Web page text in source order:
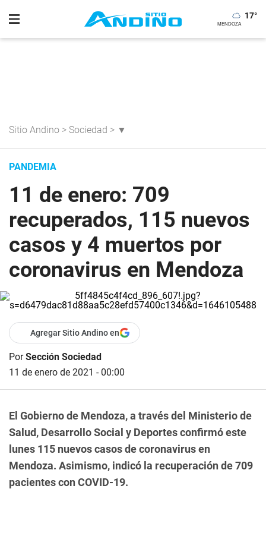
17°
Sitio Andino > Sociedad > ▼
PANDEMIA
11 de enero: 709
recuperados, 115 nuevos
casos y 4 muertos por
coronavirus en Mendoza
Agregar Sitio Andino en
PorSección Sociedad
11 de enero de 2021 - 00:00
El Gobierno de Mendoza, a través del Ministerio de
Salud, Desarrollo Social y Deportes confirmó este
lunes 115 nuevos casos de coronavirus en
Mendoza. Asimismo, indicó la recuperación de 709
pacientes con COVID-19.